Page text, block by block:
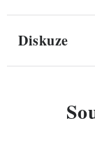
Diskuze